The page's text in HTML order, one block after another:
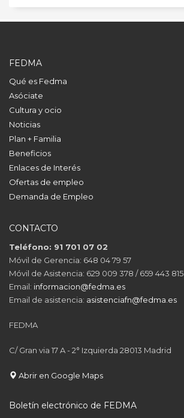
FEDMA
Qué es Fedma
Asóciate
Cultura y ocio
Noticias
Plan + Familia
Beneficios
Enlaces de Interés
Ofertas de empleo
Demanda de Empleo
CONTACTO
Teléfono: 91 701 07 02
Móvil de Gerencia: 648 04 79 57
Móvil de Asistencia: 629 009 378 / 659 443
Email: informacion@fedma.es
Email de asistencia: asistenciafn@fedma.es
FEDMA
C/ Gran via 17 A - 2° Izquierda 28013 Madrid
Abrir en Google Maps
Boletín electrónico de FEDMA